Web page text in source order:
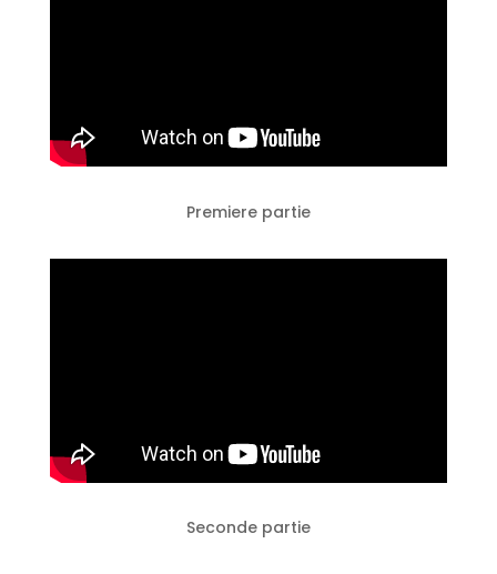
Premiere partie
Seconde partie